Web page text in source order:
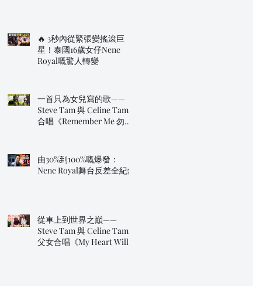
🔥 3秒內從緊張變搖滾巨
星！泰國16歲女仔Nene
Royal嘅驚人轉變
一首只為女兒寫的歌——
Steve Tam 與 Celine Tam
合唱《Remember Me 勿忘
由30%到100%嘅爆發：
Nene Royal舞台反差全紀錄
從車上到世界之巔——
Steve Tam 與 Celine Tam
父女合唱《My Heart Will